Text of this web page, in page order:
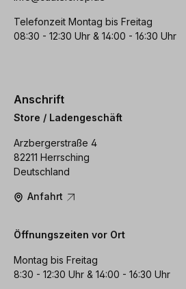
Telefonzeit Montag bis Freitag
08:30 - 12:30 Uhr & 14:00 - 16:30 Uhr
Anschrift
Store / Ladengeschäft
Arzbergerstraße 4
82211 Herrsching
Deutschland
Anfahrt
Öffnungszeiten vor Ort
Montag bis Freitag
8:30 - 12:30 Uhr & 14:00 - 16:30 Uhr